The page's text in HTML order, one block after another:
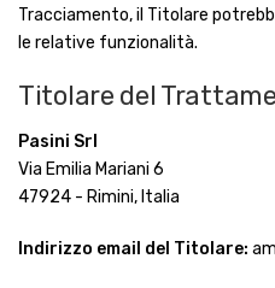
Tracciamento, il Titolare
le relative funzionalità.
Titolare del
Pasini Srl
Via Emilia Mariani 6
47924 - Rimini, Italia
Indirizzo email del Titolare: